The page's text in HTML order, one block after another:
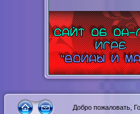
Добро пожаловать,